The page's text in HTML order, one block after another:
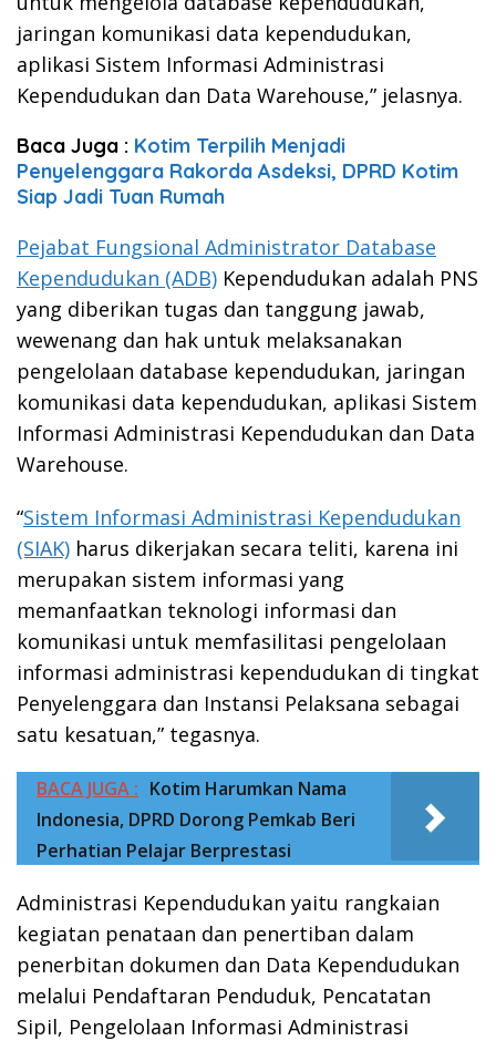
jaringan komunikasi data kependudukan,
aplikasi Sistem Informasi Administrasi
Kependudukan dan Data Warehouse,” jelasnya.
Baca Juga : Kotim Terpilih Menjadi
Penyelenggara Rakorda Asdeksi, DPRD Kotim
Siap Jadi Tuan Rumah
Pejabat Fungsional Administrator Database
Kependudukan (ADB) Kependudukan adalah PNS
yang diberikan tugas dan tanggung jawab,
wewenang dan hak untuk melaksanakan
pengelolaan database kependudukan, jaringan
komunikasi data kependudukan, aplikasi Sistem
Informasi Administrasi Kependudukan dan Data
Warehouse.
“Sistem Informasi Administrasi Kependudukan
(SIAK) harus dikerjakan secara teliti, karena ini
merupakan sistem informasi yang
memanfaatkan teknologi informasi dan
komunikasi untuk memfasilitasi pengelolaan
informasi administrasi kependudukan di tingkat
Penyelenggara dan Instansi Pelaksana sebagai
satu kesatuan,” tegasnya.
BACA JUGA : Kotim Harumkan Nama
Indonesia, DPRD Dorong Pemkab Beri
Perhatian Pelajar Berprestasi
Administrasi Kependudukan yaitu rangkaian
kegiatan penataan dan penertiban dalam
penerbitan dokumen dan Data Kependudukan
melalui Pendaftaran Penduduk, Pencatatan
Sipil, Pengelolaan Informasi Administrasi